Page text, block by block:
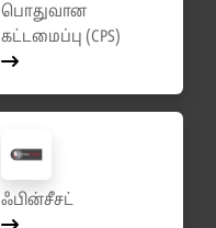
பொதுவான
கட்டமைப்பு (CPS)
ஃபின்சீசட்